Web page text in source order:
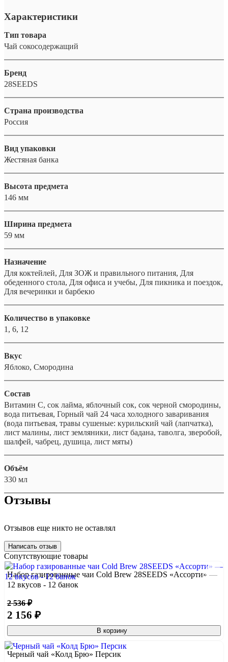
Характеристики
Тип товара
Чай сокосодержащий
Бренд
28SEEDS
Страна производства
Россия
Вид упаковки
Жестяная банка
Высота предмета
146 мм
Ширина предмета
59 мм
Назначение
Для коктейлей, Для ЗОЖ и правильного питания, Для
обеденного стола, Для офиса и учебы, Для пикника и поездок,
Для вечеринки и барбекю
Количество в упаковке
1, 6, 12
Вкус
Яблоко, Смородина
Состав
Витамин С, сок лайма, яблочный сок, сок черной смородины,
вода питьевая, Горный чай 24 часа холодного заваривания
(вода питьевая, травы сушеные: курильский чай (лапчатка),
лист малины, лист земляники, лист бадана, таволга, зверобой,
шалфей, чабрец, душица, лист мяты)
Объём
330 мл
Отзывы
Отзывов еще никто не оставлял
Написать отзыв
Сопутствующие товары
Набор газированные чаи Cold Brew 28SEEDS «Ассорти» —
12 вкусов - 12 банок
2 536 ₽
2 156 ₽
В корзину
Черный чай «Колд Брю» Персик